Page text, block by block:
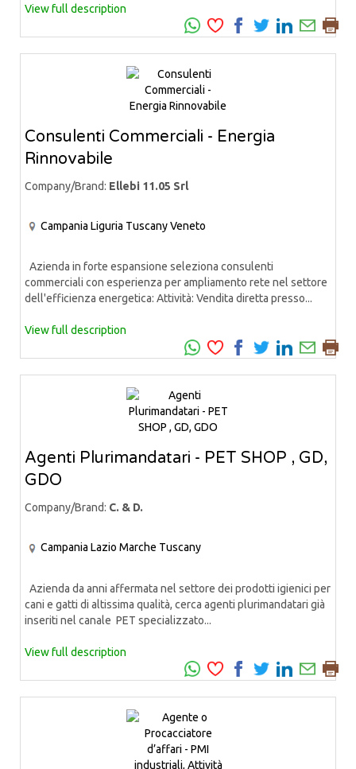
View full description
Consulenti Commerciali - Energia
Rinnovabile
Company/Brand: Ellebi 11.05 Srl
Campania Liguria TuscanyVeneto
Azienda in forte espansione seleziona consulenti
commerciali con esperienza per ampliamento rete nel settore
dell'efficienza energetica: Attività: Vendita diretta presso...
View full description
Agenti Plurimandatari - PET SHOP , GD,
GDO
Company/Brand: C. & D.
Campania Lazio Marche Tuscany
Azienda da anni affermata nel settore dei prodotti igienici per
cani e gatti di altissima qualità, cerca agenti plurimandatari già
inseriti nel canale PET specializzato...
View full description